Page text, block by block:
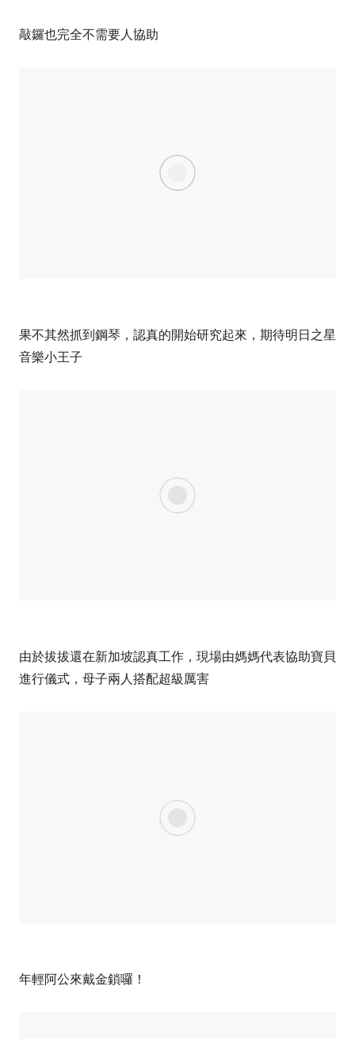
敲鑼也完全不需要人協助
果不其然抓到鋼琴，認真的開始研究起來，期待明日之星
音樂小王子
由於拔拔還在新加坡認真工作，現場由媽媽代表協助寶貝
進行儀式，母子兩人搭配超級厲害
年輕阿公來戴金鎖囉！